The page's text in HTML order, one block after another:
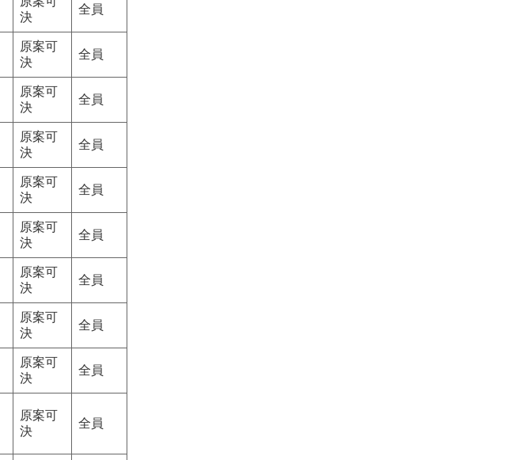
決
全員
原案可
決
全員
原案可
決
全員
原案可
決
全員
原案可
決
全員
原案可
決
全員
原案可
決
全員
原案可
決
全員
原案可
決
全員
原案可
決
全員